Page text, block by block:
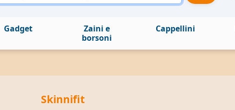
Gadget
Zaini e
borsoni
Cappellini
Skinnifit